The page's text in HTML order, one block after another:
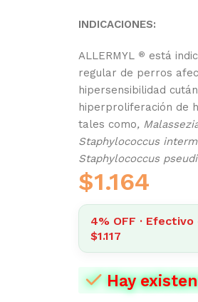
INDICACIONES:
ALLERMYL ® está
regular de perros
hipersensibilidad
hiperproliferación de
tales como,
Staphylococcus
Staphylococcus
$1.164
4% OFF ·
$1.117
Hay